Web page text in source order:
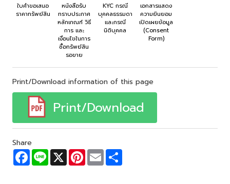
ใบคำขอเสนอ
ราคาทรัพย์สิน
หนังสือรับ
ทราบประกาศ
หลักเกณฑ์ วิธี
การ และ
เงื่อนไขในการ
ซื้อทรัพย์สิน
รอขาย
KYC กรณี
บุคคลธรรมดา
และกรณี
นิติบุคคล
เอกสารแสดง
ความยินยอม
เปิดเผยข้อมูล
(Consent
Form)
Print/Download information of this page
Print/Download
Share
F
a
c
L
n
X P
n
E
m
a